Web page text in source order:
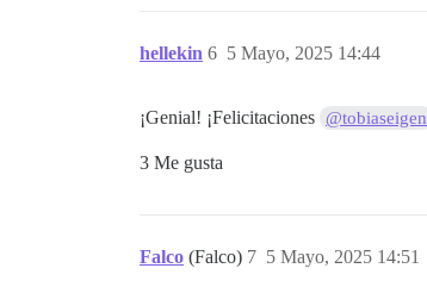
hellekin 5 Mayo, 2025 14:44
6
¡Genial! ¡Felicitaciones @tobiaseigen
3 Me gusta
Falco (Falco) 5 Mayo, 2025 14:51
7